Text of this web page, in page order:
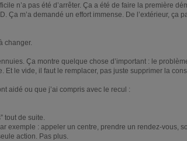
n’a pas été d’arrêter. Ça a été de faire la première
Ça m’a demandé un effort immense. De l’extérieur, ça
changer.
Ça montre quelque chose d’important : le
Et le vide, il faut le remplacer, pas juste supprimer la
aidé ou que j’ai compris avec le recul :
tout de suite.
exemple : appeler un centre, prendre un rendez-vous,
action. Pas plus.